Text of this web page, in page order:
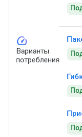
speed
Варианты
потребления